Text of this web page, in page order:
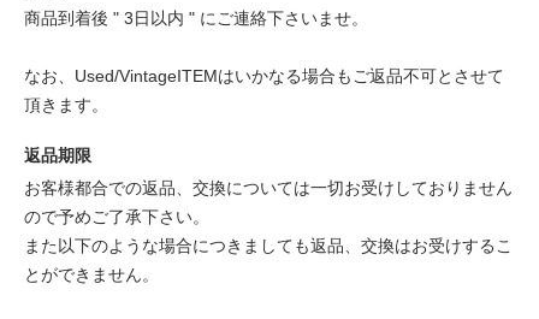
商品到着後 " 3日以内 " にご連絡下さいませ。
なお、Used/VintageITEMはいかなる場合もご返品不可とさせて
頂きます。
返品期限
お客様都合での返品、交換については一切お受けしておりません
ので予めご了承下さい。
また以下のような場合につきましても返品、交換はお受けするこ
とができません。